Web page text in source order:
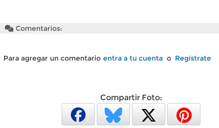
Comentarios:
Para agregar un comentario entra a tu cuenta o Regístrate
Compartir Foto: